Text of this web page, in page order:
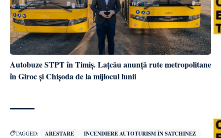
Autobuze STPT în Timiș. Lațcău anunță rute metropolitane
în Giroc și Chișoda de la mijlocul lunii
TAGGED: ARESTARE
INCENDIERE AUTOTURISM ÎN SATCHINEZ